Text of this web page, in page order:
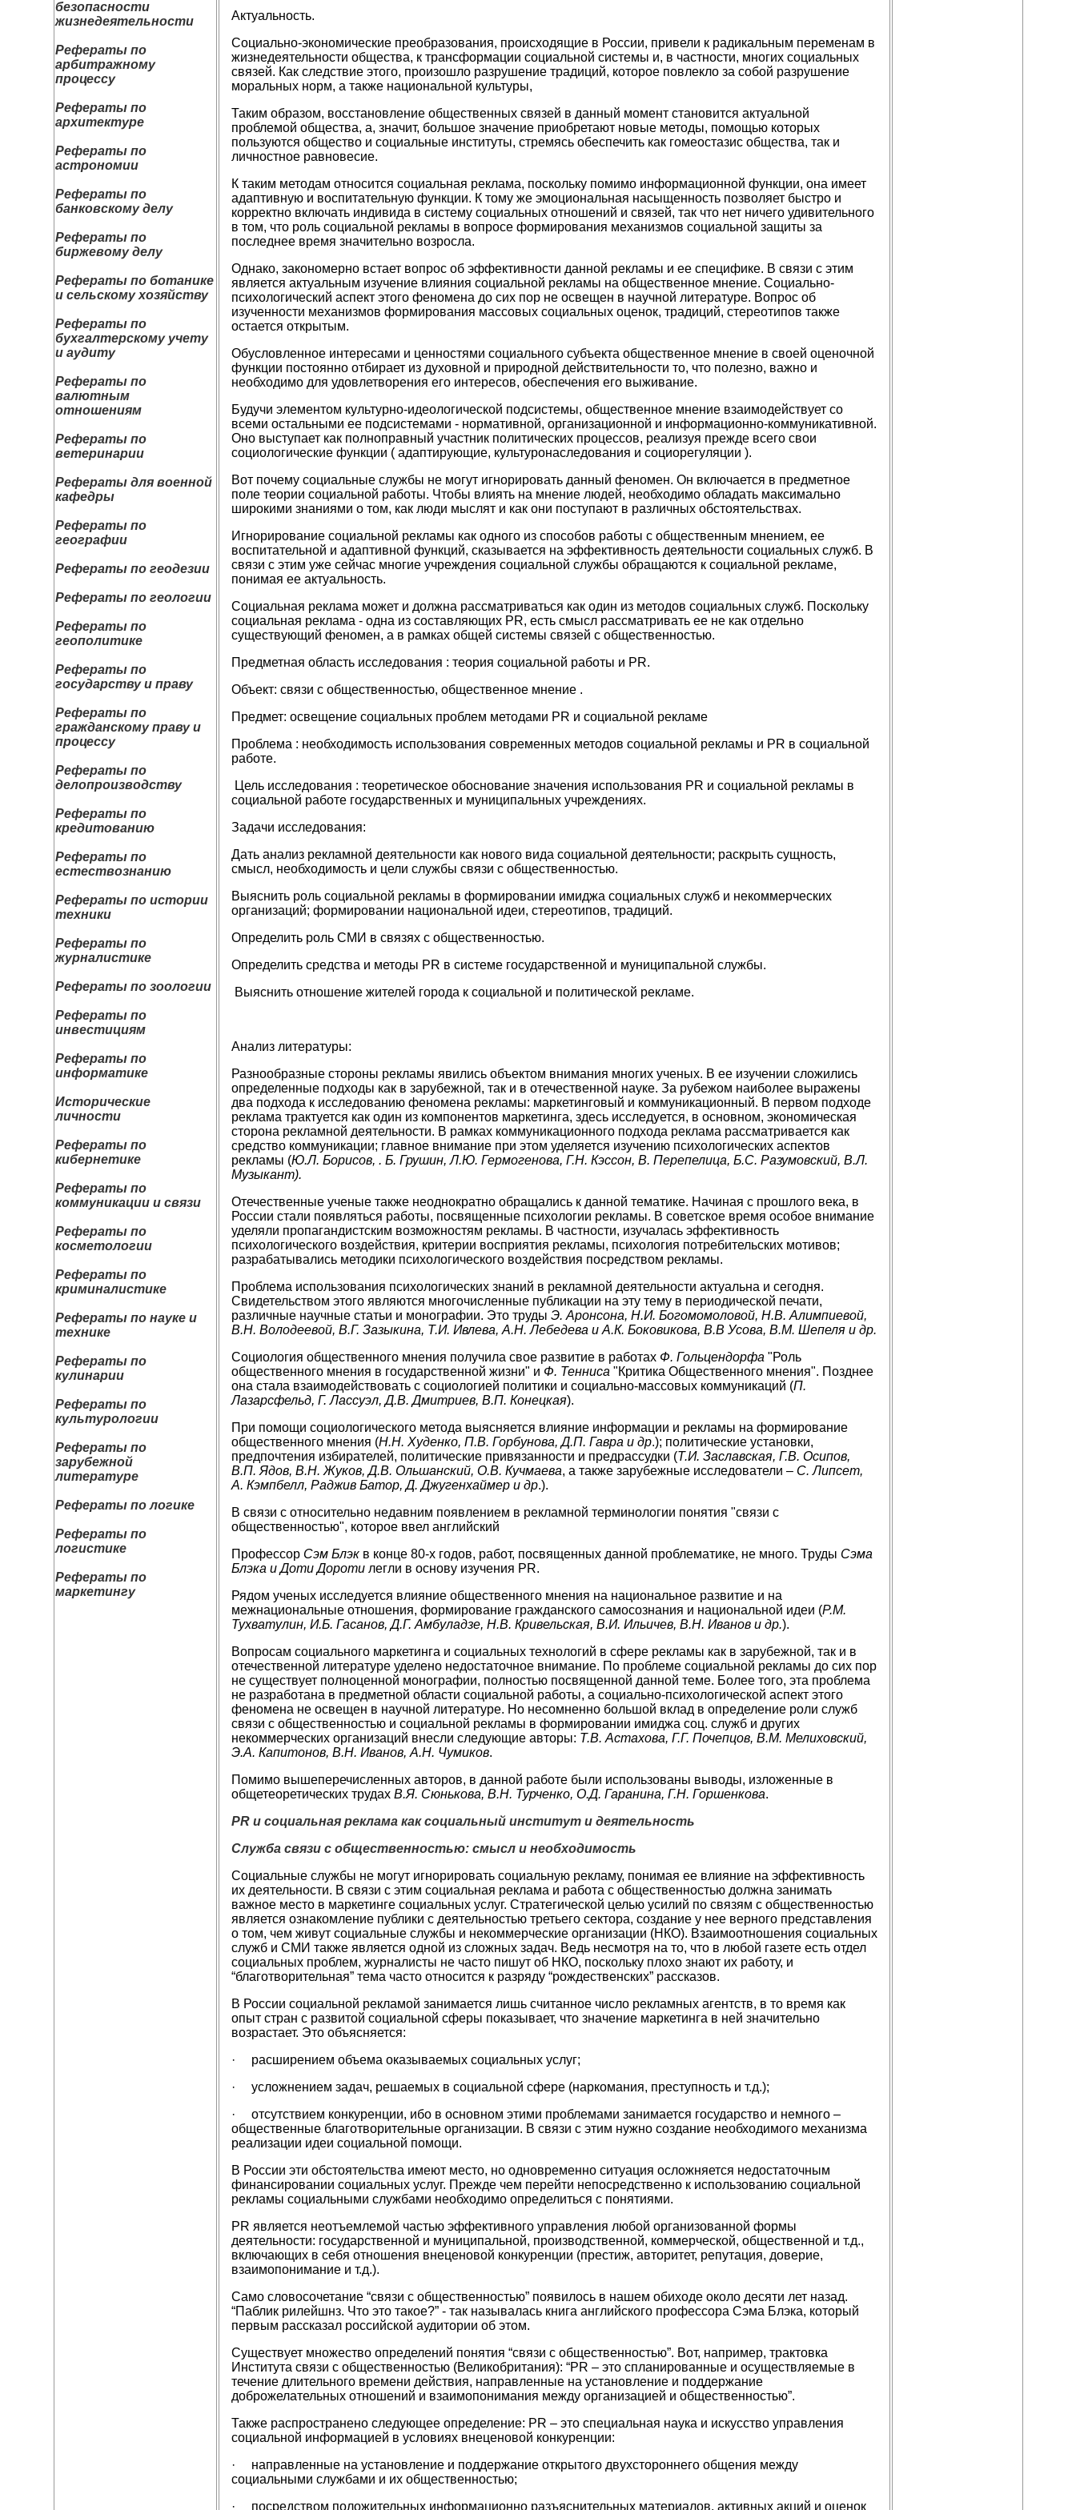
безопасности
жизнедеятельности
Рефераты по
арбитражному
процессу
Рефераты по
архитектуре
Рефераты по
астрономии
Рефераты по
банковскому делу
Рефераты по
биржевому делу
Рефераты по ботанике
и сельскому хозяйству
Рефераты по
бухгалтерскому учету
и аудиту
Рефераты по
валютным
отношениям
Рефераты по
ветеринарии
Рефераты для военной
кафедры
Рефераты по
географии
Рефераты по геодезии
Рефераты по геологии
Рефераты по
геополитике
Рефераты по
государству и праву
Рефераты по
гражданскому праву и
процессу
Рефераты по
делопроизводству
Рефераты по
кредитованию
Рефераты по
естествознанию
Рефераты по истории
техники
Рефераты по
журналистике
Рефераты по зоологии
Рефераты по
инвестициям
Рефераты по
информатике
Исторические
личности
Рефераты по
кибернетике
Рефераты по
коммуникации и связи
Рефераты по
косметологии
Рефераты по
криминалистике
Рефераты по науке и
технике
Рефераты по
кулинарии
Рефераты по
культурологии
Рефераты по
зарубежной
литературе
Рефераты по логике
Рефераты по
логистике
Рефераты по
маркетингу
Актуальность.
Социально-экономические преобразования, происходящие в России, привели к радикальным переменам в
жизнедеятельности общества, к трансформации социальной системы и, в частности, многих социальных
связей. Как следствие этого, произошло разрушение традиций, которое повлекло за собой разрушение
моральных норм, а также национальной культуры,
Таким образом, восстановление общественных связей в данный момент становится актуальной
проблемой общества, а, значит, большое значение приобретают новые методы, помощью которых
пользуются общество и социальные институты, стремясь обеспечить как гомеостазис общества, так и
личностное равновесие.
К таким методам относится социальная реклама, поскольку помимо информационной функции, она имеет
адаптивную и воспитательную функции. К тому же эмоциональная насыщенность позволяет быстро и
корректно включать индивида в систему социальных отношений и связей, так что нет ничего удивительного
в том, что роль социальной рекламы в вопросе формирования механизмов социальной защиты за
последнее время значительно возросла.
Однако, закономерно встает вопрос об эффективности данной рекламы и ее специфике. В связи с этим
является актуальным изучение влияния социальной рекламы на общественное мнение. Социально-
психологический аспект этого феномена до сих пор не освещен в научной литературе. Вопрос об
изученности механизмов формирования массовых социальных оценок, традиций, стереотипов также
остается открытым.
Обусловленное интересами и ценностями социального субъекта общественное мнение в своей оценочной
функции постоянно отбирает из духовной и природной действительности то, что полезно, важно и
необходимо для удовлетворения его интересов, обеспечения его выживание.
Будучи элементом культурно-идеологической подсистемы, общественное мнение взаимодействует со
всеми остальными ее подсистемами - нормативной, организационной и информационно-коммуникативной.
Оно выступает как полноправный участник политических процессов, реализуя прежде всего свои
социологические функции ( адаптирующие, культуронаследования и социорегуляции ).
Вот почему социальные службы не могут игнорировать данный феномен. Он включается в предметное
поле теории социальной работы. Чтобы влиять на мнение людей, необходимо обладать максимально
широкими знаниями о том, как люди мыслят и как они поступают в различных обстоятельствах.
Игнорирование социальной рекламы как одного из способов работы с общественным мнением, ее
воспитательной и адаптивной функций, сказывается на эффективность деятельности социальных служб. В
связи с этим уже сейчас многие учреждения социальной службы обращаются к социальной рекламе,
понимая ее актуальность.
Социальная реклама может и должна рассматриваться как один из методов социальных служб. Поскольку
социальная реклама - одна из составляющих PR, есть смысл рассматривать ее не как отдельно
существующий феномен, а в рамках общей системы связей с общественностью.
Предметная область исследования : теория социальной работы и PR.
Объект: связи с общественностью, общественное мнение .
Предмет: освещение социальных проблем методами PR и социальной рекламе
Проблема : необходимость использования современных методов социальной рекламы и PR в социальной
работе.
Цель исследования : теоретическое обоснование значения использования PR и социальной рекламы в
социальной работе государственных и муниципальных учреждениях.
Задачи исследования:
Дать анализ рекламной деятельности как нового вида социальной деятельности; раскрыть сущность,
смысл, необходимость и цели службы связи с общественностью.
Выяснить роль социальной рекламы в формировании имиджа социальных служб и некоммерческих
организаций; формировании национальной идеи, стереотипов, традиций.
Определить роль СМИ в связях с общественностью.
Определить средства и методы PR в системе государственной и муниципальной службы.
Выяснить отношение жителей города к социальной и политической рекламе.
Анализ литературы:
Разнообразные стороны рекламы явились объектом внимания многих ученых. В ее изучении сложились
определенные подходы как в зарубежной, так и в отечественной науке. За рубежом наиболее выражены
два подхода к исследованию феномена рекламы: маркетинговый и коммуникационный. В первом подходе
реклама трактуется как один из компонентов маркетинга, здесь исследуется, в основном, экономическая
сторона рекламной деятельности. В рамках коммуникационного подхода реклама рассматривается как
средство коммуникации; главное внимание при этом уделяется изучению психологических аспектов
рекламы (Ю.Л. Борисов, . Б. Грушин, Л.Ю. Гермогенова, Г.Н. Кэссон, В. Перепелица, Б.С. Разумовский, В.Л.
Музыкант).
Отечественные ученые также неоднократно обращались к данной тематике. Начиная с прошлого века, в
России стали появляться работы, посвященные психологии рекламы. В советское время особое внимание
уделяли пропагандистским возможностям рекламы. В частности, изучалась эффективность
психологического воздействия, критерии восприятия рекламы, психология потребительских мотивов;
разрабатывались методики психологического воздействия посредством рекламы.
Проблема использования психологических знаний в рекламной деятельности актуальна и сегодня.
Свидетельством этого являются многочисленные публикации на эту тему в периодической печати,
различные научные статьи и монографии. Это труды Э. Аронсона, Н.И. Богомомоловой, Н.В. Алимпиевой,
В.Н. Володеевой, В.Г. Зазыкина, Т.И. Ивлева, А.Н. Лебедева и А.К. Боковикова, В.В Усова, В.М. Шепеля и др.
Социология общественного мнения получила свое развитие в работах Ф. Гольцендорфа "Роль
общественного мнения в государственной жизни" и Ф. Тенниса "Критика Общественного мнения". Позднее
она стала взаимодействовать с социологией политики и социально-массовых коммуникаций (П.
Лазарсфельд, Г. Лассуэл, Д.В. Дмитриев, В.П. Конецкая).
При помощи социологического метода выясняется влияние информации и рекламы на формирование
общественного мнения (Н.Н. Худенко, П.В. Горбунова, Д.П. Гавра и др.); политические установки,
предпочтения избирателей, политические привязанности и предрассудки (Т.И. Заславская, Г.В. Осипов,
В.П. Ядов, В.Н. Жуков, Д.В. Ольшанский, О.В. Кучмаева, а также зарубежные исследователи – С. Липсет,
А. Кэмпбелл, Раджив Батор, Д. Джугенхаймер и др.).
В связи с относительно недавним появлением в рекламной терминологии понятия "связи с
общественностью", которое ввел английский
Профессор Сэм Блэкв конце 80-х годов, работ, посвященных данной проблематике, не много. Труды Сэма
Блэка и Доти Доротилегли в основу изучения PR.
Рядом ученых исследуется влияние общественного мнения на национальное развитие и на
межнациональные отношения, формирование гражданского самосознания и национальной идеи (Р.М.
Тухватулин, И.Б. Гасанов, Д.Г. Амбуладзе, Н.В. Кривельская, В.И. Ильичев, В.Н. Иванов и др.).
Вопросам социального маркетинга и социальных технологий в сфере рекламы как в зарубежной, так и в
отечественной литературе уделено недостаточное внимание. По проблеме социальной рекламы до сих пор
не существует полноценной монографии, полностью посвященной данной теме. Более того, эта проблема
не разработана в предметной области социальной работы, а социально-психологической аспект этого
феномена не освещен в научной литературе. Но несомненно большой вклад в определение роли служб
связи с общественностью и социальной рекламы в формировании имиджа соц. служб и других
некоммерческих организаций внесли следующие авторы: Т.В. Астахова, Г.Г. Почепцов, В.М. Мелиховский,
Э.А. Капитонов, В.Н. Иванов, А.Н. Чумиков.
Помимо вышеперечисленных авторов, в данной работе были использованы выводы, изложенные в
общетеоретических трудах В.Я. Сюнькова, В.Н. Турченко, О.Д. Гаранина, Г.Н. Горшенкова.
PR и социальная реклама как социальный институт и деятельность
Служба связи с общественностью: смысл и необходимость
Социальные службы не могут игнорировать социальную рекламу, понимая ее влияние на эффективность
их деятельности. В связи с этим социальная реклама и работа с общественностью должна занимать
важное место в маркетинге социальных услуг. Стратегической целью усилий по связям с общественностью
является ознакомление публики с деятельностью третьего сектора, создание у нее верного представления
о том, чем живут социальные службы и некоммерческие организации (НКО). Взаимоотношения социальных
служб и СМИ также является одной из сложных задач. Ведь несмотря на то, что в любой газете есть отдел
социальных проблем, журналисты не часто пишут об НКО, поскольку плохо знают их работу, и
“благотворительная” тема часто относится к разряду “рождественских” рассказов.
В России социальной рекламой занимается лишь считанное число рекламных агентств, в то время как
опыт стран с развитой социальной сферы показывает, что значение маркетинга в ней значительно
возрастает. Это объясняется:
· расширением объема оказываемых социальных услуг;
· усложнением задач, решаемых в социальной сфере (наркомания, преступность и т.д.);
· отсутствием конкуренции, ибо в основном этими проблемами занимается государство и немного –
общественные благотворительные организации. В связи с этим нужно создание необходимого механизма
реализации идеи социальной помощи.
В России эти обстоятельства имеют место, но одновременно ситуация осложняется недостаточным
финансировании социальных услуг. Прежде чем перейти непосредственно к использованию социальной
рекламы социальными службами необходимо определиться с понятиями.
PR является неотъемлемой частью эффективного управления любой организованной формы
деятельности: государственной и муниципальной, производственной, коммерческой, общественной и т.д.,
включающих в себя отношения внеценовой конкуренции (престиж, авторитет, репутация, доверие,
взаимопонимание и т.д.).
Само словосочетание “связи с общественностью” появилось в нашем обиходе около десяти лет назад.
“Паблик рилейшнз. Что это такое?” - так называлась книга английского профессора Сэма Блэка, который
первым рассказал российской аудитории об этом.
Существует множество определений понятия “связи с общественностью”. Вот, например, трактовка
Института связи с общественностью (Великобритания): “PR – это спланированные и осуществляемые в
течение длительного времени действия, направленные на установление и поддержание
доброжелательных отношений и взаимопонимания между организацией и общественностью”.
Также распространено следующее определение: PR – это специальная наука и искусство управления
социальной информацией в условиях внеценовой конкуренции:
· направленные на установление и поддержание открытого двухстороннего общения между
социальными службами и их общественностью;
· посредством положительных информационно разъяснительных материалов, активных акций и оценок